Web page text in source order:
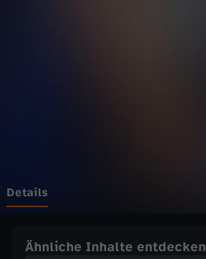
l
Details
Ähnliche Inhalte entdecken